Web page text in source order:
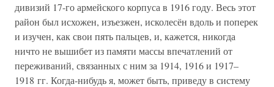
дивизий 17-го армейского корпуса в 1916 году. Весь этот
район был исхожен, изъезжен, исколесён вдоль и поперек
и изучен, как свои пять пальцев, и, кажется, никогда
ничто не вышибет из памяти массы впечатлений от
переживаний, связанных с ним за 1914, 1916 и 1917–
1918 гг. Когда-нибудь я, может быть, приведу в систему